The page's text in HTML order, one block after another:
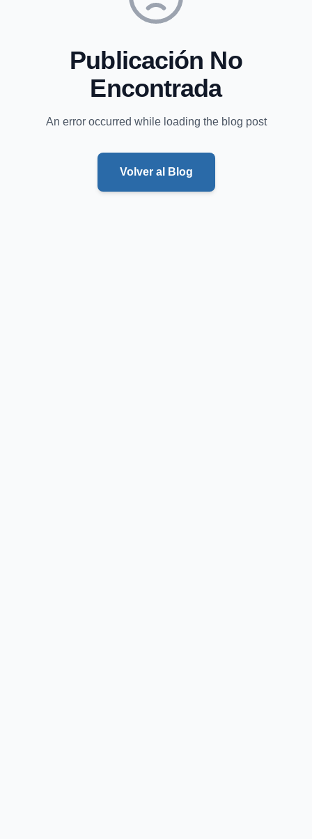
Publicación No
Encontrada
An error occurred while loading the blog post
Volver al Blog